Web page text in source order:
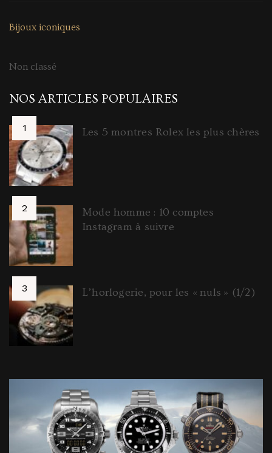
Bijoux iconiques
Non classé
NOS ARTICLES POPULAIRES
Les 5 montres Rolex les plus chères
Mode homme : 10 comptes
Instagram à suivre
L’horlogerie, pour les « nuls » (1/2)